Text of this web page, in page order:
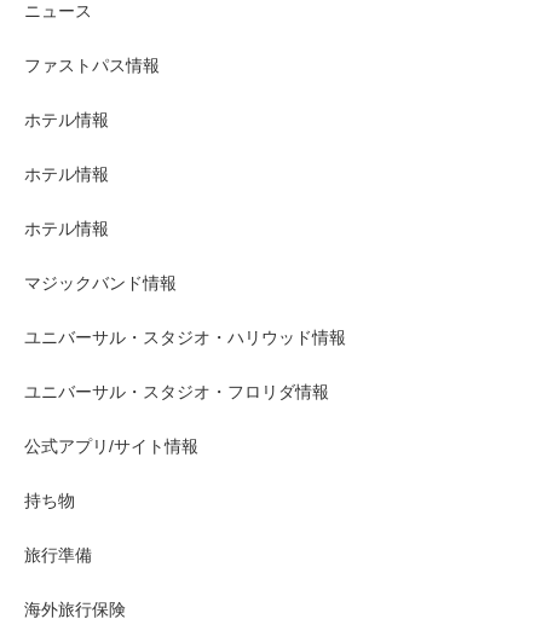
ニュース
ファストパス情報
ホテル情報
ホテル情報
ホテル情報
マジックバンド情報
ユニバーサル・スタジオ・ハリウッド情報
ユニバーサル・スタジオ・フロリダ情報
公式アプリ/サイト情報
持ち物
旅行準備
海外旅行保険